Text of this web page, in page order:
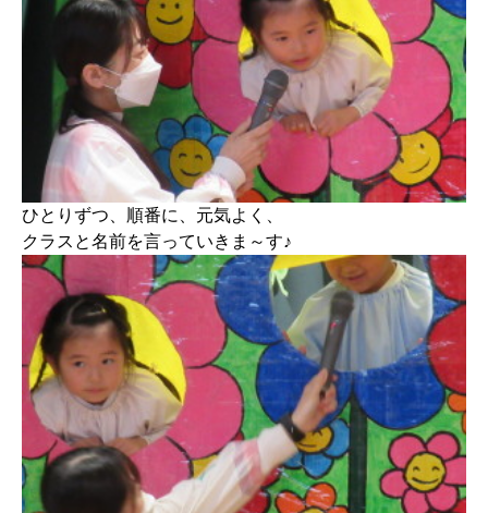
ひとりずつ、順番に、元気よく、
クラスと名前を言っていきま～す♪